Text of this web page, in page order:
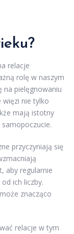
relacje
rolę w naszym
na pielęgnowaniu
więzi nie tylko
mają istotny
przyczyniają się
aby regularnie
ich liczby.
znacząco
relacje w tym